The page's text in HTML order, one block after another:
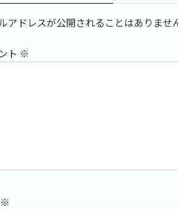
アドレスが公開されることはありませ
ト ※
※